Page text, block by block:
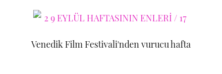
Venedik Film Festivali'nden vurucu hafta